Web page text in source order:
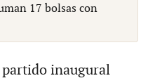
17 bolsas con
partido inaugural